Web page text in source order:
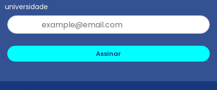
universidade
Assinar